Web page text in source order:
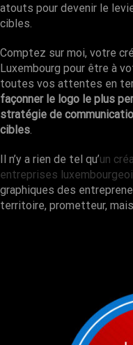
atouts pour devenir le
cibles.
Comptez sur moi, votre
Luxembourg pour être à
toutes vos attentes en
façonner le logo le plus
stratégie de
cibles.
Il n’y a rien de tel qu’un
entreprises
graphiques des
territoire, prometteur,